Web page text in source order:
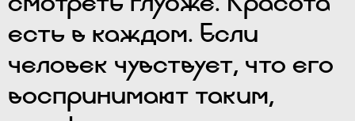
есть в каждом. Если
человек чувствует, что его
воспринимают таким,